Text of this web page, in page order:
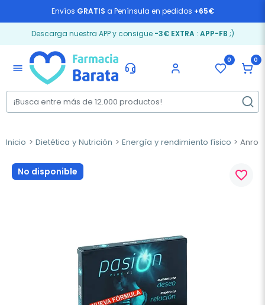
Envíos GRATIS a Península en pedidos +65€
Descarga nuestra APP y consigue -3€ EXTRA: APP-FB ;)
menu
0 0
Inicio Dietética y Nutrición Energía y rendimiento físico
No disponible favorite_border